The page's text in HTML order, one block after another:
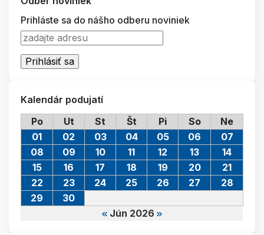
Prihláste sa do nášho odberu noviniek
Kalendár podujatí
Po
Ut St Št Pi So Ne
Jún 2026
01 02 03 04 05 06
07
08
09 10 11 12 13
14
15
16 17 18 19 20
21
22
23 24 25 26 27
28
29
30